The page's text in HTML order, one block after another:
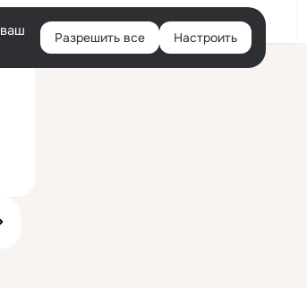
Войти
Разрешить все Настроить